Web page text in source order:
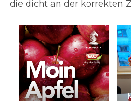
die dicht an der korrekten